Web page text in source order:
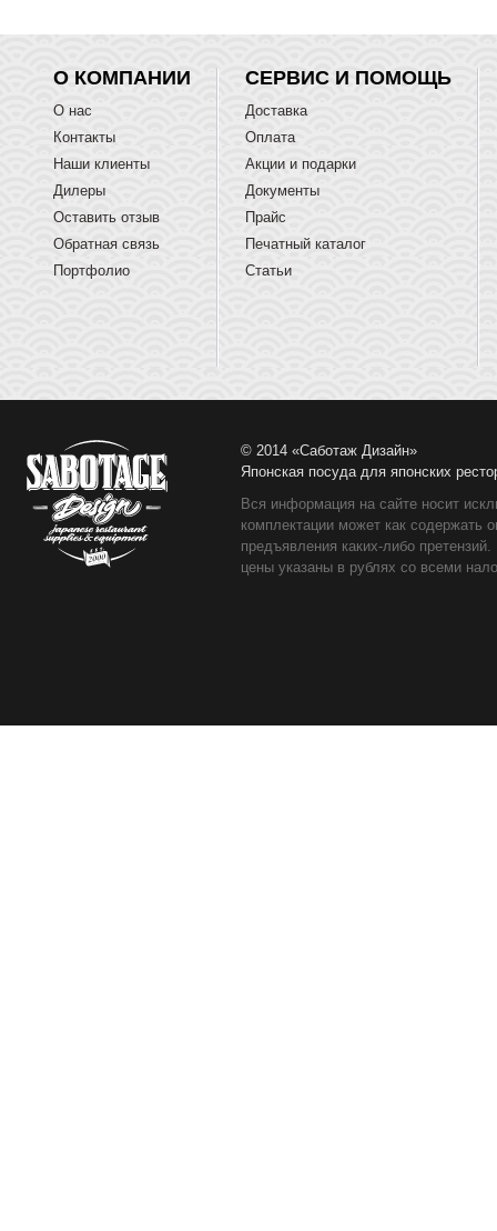
О КОМПАНИИ
О нас
Контакты
Наши клиенты
Дилеры
Оставить отзыв
Обратная связь
Портфолио
СЕРВИС И ПОМОЩЬ
Доставка
Оплата
Акции и подарки
Документы
Прайс
Печатный каталог
Статьи
© 2014 «Саботаж Дизайн»
Японская посуда для японских
Вся информация на сайте носит
комплектации может как содержать
предъявления каких-либо
цены указаны в рублях со всеми